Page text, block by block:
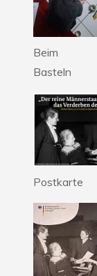
Beim
Basteln
Postkarte